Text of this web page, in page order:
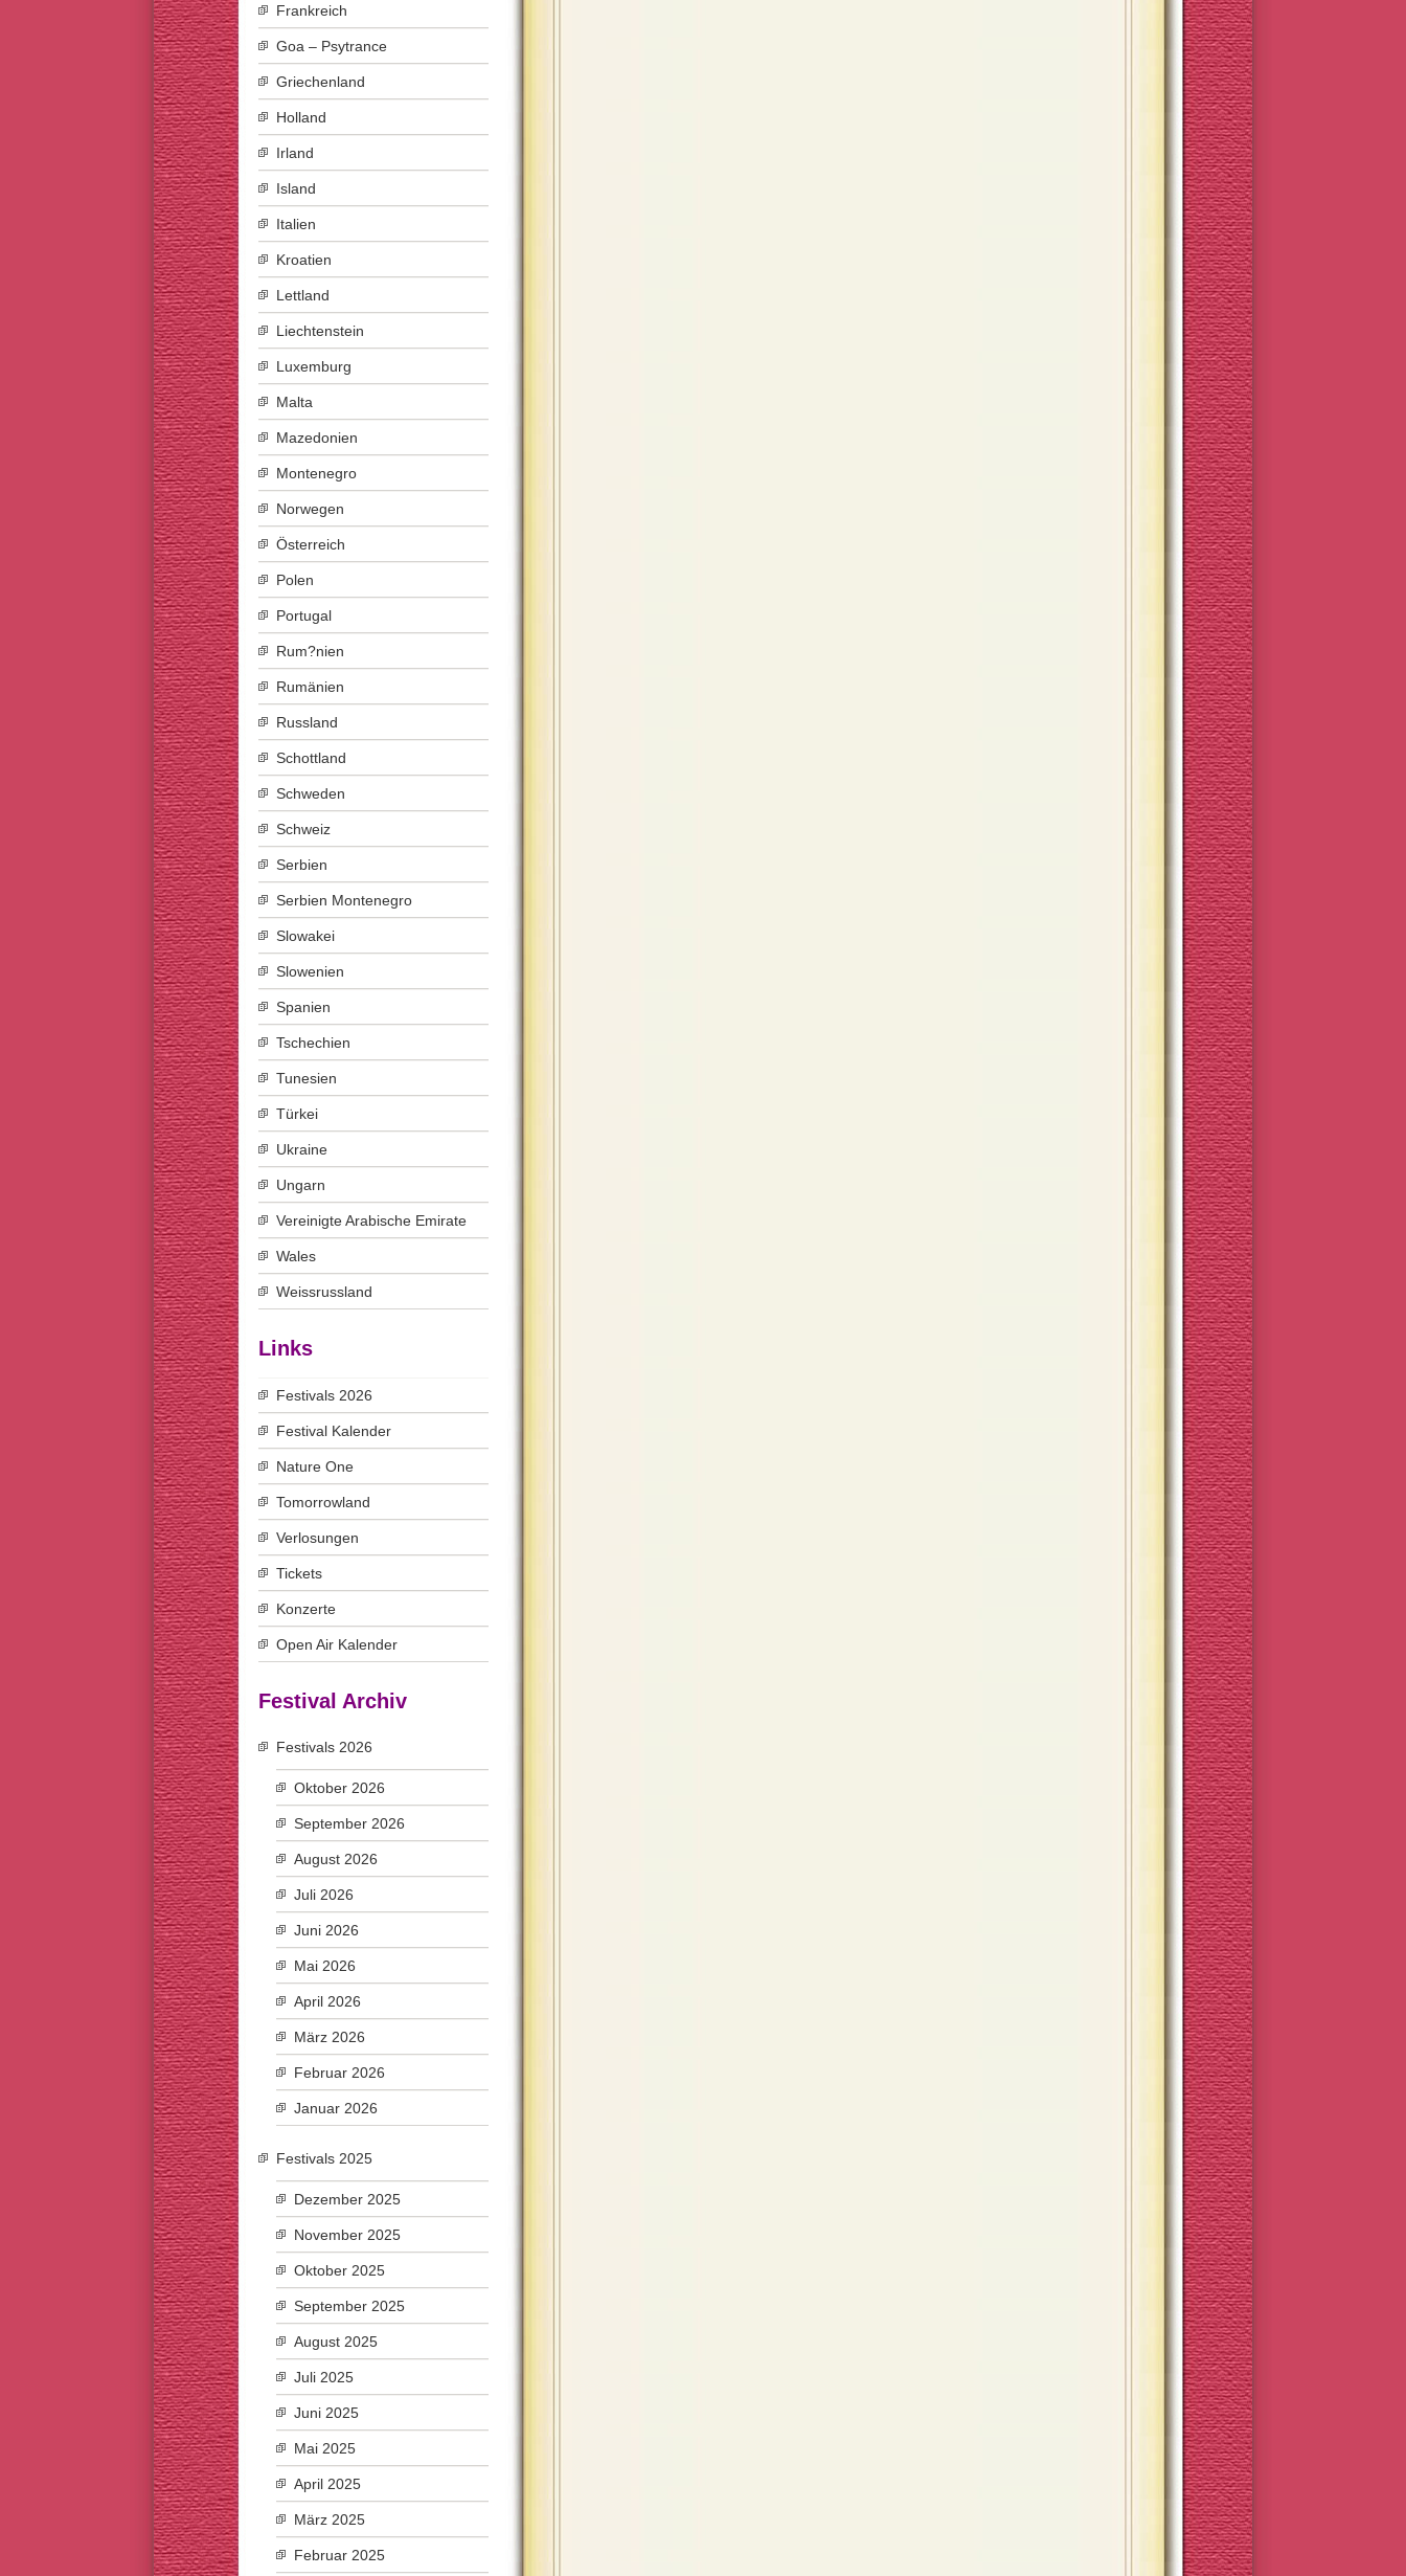
Frankreich
Goa – Psytrance
Griechenland
Holland
Irland
Island
Italien
Kroatien
Lettland
Liechtenstein
Luxemburg
Malta
Mazedonien
Montenegro
Norwegen
Österreich
Polen
Portugal
Rum?nien
Rumänien
Russland
Schottland
Schweden
Schweiz
Serbien
Serbien Montenegro
Slowakei
Slowenien
Spanien
Tschechien
Tunesien
Türkei
Ukraine
Ungarn
Vereinigte Arabische Emirate
Wales
Weissrussland
Links
Festivals 2026
Festival Kalender
Nature One
Tomorrowland
Verlosungen
Tickets
Konzerte
Open Air Kalender
Festival Archiv
Festivals 2026
Oktober 2026
September 2026
August 2026
Juli 2026
Juni 2026
Mai 2026
April 2026
März 2026
Februar 2026
Januar 2026
Festivals 2025
Dezember 2025
November 2025
Oktober 2025
September 2025
August 2025
Juli 2025
Juni 2025
Mai 2025
April 2025
März 2025
Februar 2025